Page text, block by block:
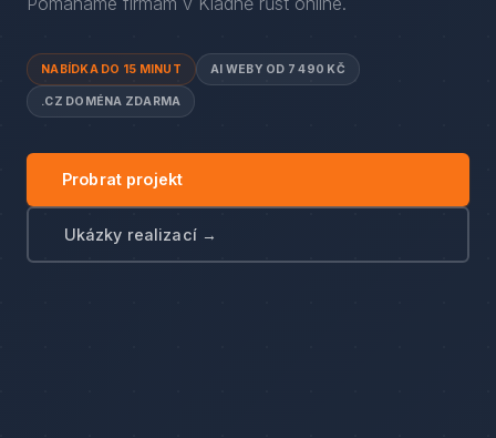
NABÍDKA DO 15 MINUT AI WEBY OD 7 490 KČ
.CZ DOMÉNA ZDARMA
Probrat projekt
Ukázky realizací →